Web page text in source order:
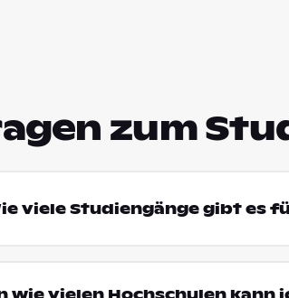
zum
viele Studiengänge gibt es